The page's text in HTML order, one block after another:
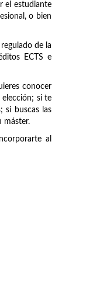
el estudiante
o bien
de la
ECTS e
conocer
elección; si te
si buscas las
máster.
al